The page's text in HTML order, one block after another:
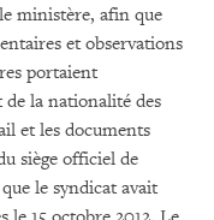
ministère, afin que
et observations
portaient
la nationalité des
et les documents
siège officiel de
le syndicat avait